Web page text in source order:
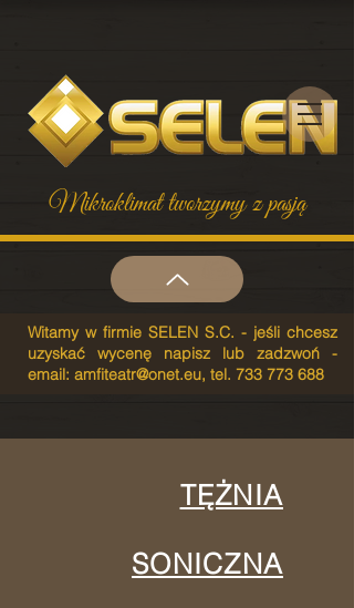
Witamy w firmie SELEN S.C. - jeśli chcesz
uzyskać wycenę napisz lub zadzwoń -
email: amfiteatr@onet.eu, tel. 733 773 688
Mikroklimat tworzymy z pasją
TĘŻNIA
SONICZNA